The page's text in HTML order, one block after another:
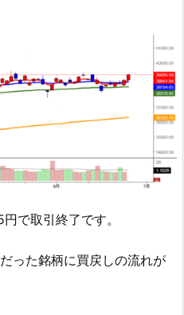
で取引終了です。
った銘柄に買戻しの流れが